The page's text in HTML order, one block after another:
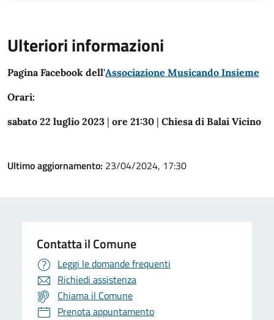
Ulteriori informazioni
Pagina Facebook dell'Associazione Musicando Insieme
Orari:
sabato 22 luglio 2023 | ore 21:30 | Chiesa di Balai Vicino
Ultimo aggiornamento: 23/04/2024, 17:30
Contatta il Comune
Leggi le domande frequenti
Richiedi assistenza
Chiama il Comune
Prenota appuntamento